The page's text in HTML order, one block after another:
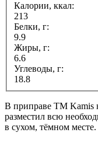
Калории, ккал:
213
Белки, г:
9.9
Жиры, г:
6.6
Углеводы, г:
18.8
В приправе ТМ Kamis
разместил всю
в сухом, тёмном месте.